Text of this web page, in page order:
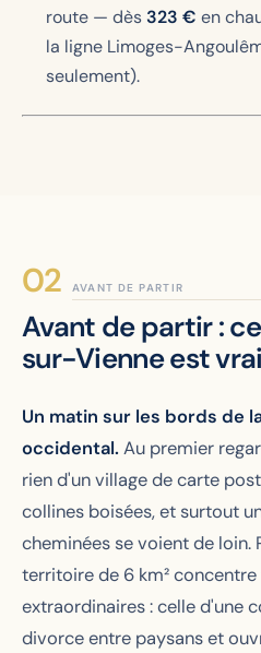
route — dès 323 € en
la ligne Limoges-
seulement).
AVANT DE PARTIR
Avant de partir :
sur-Vienne est
Un matin sur les bords de
occidental. Au premier
rien d'un village de carte
collines boisées, et surtout
cheminées se voient de loin.
territoire de 6 km²
extraordinaires : celle d'une
divorce entre paysans et